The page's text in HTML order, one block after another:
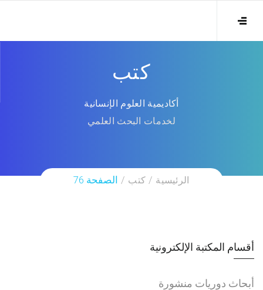
كتب
أكاديمية العلوم الإنسانية
لخدمات البحث العلمي
الرئيسية كتب الصفحة 76
أقسام المكتبة الإلكترونية
أبحاث دوريات منشورة